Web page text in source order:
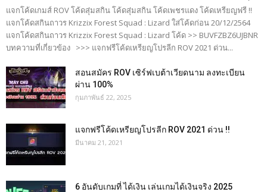
แจกโค้ดเกมส์ ROV โค้ดสุ่มสกิน โค้ดสุ่มสกิน โค้ดเพชรแดง โค้ดเหรียญฟรี !!
แจกโค้ดสกินถาวร Krizzix Forest Squad : Lizard ใส่โค้ดก่อน 20/12/2564
แจกโค้ดสกินถาวร Krizzix Forest Squad : Lizard โค้ด >> BUVFZBZ6UJBNR
บทความที่เกี่ยวข้อง >>> แจกฟรีโค้ดเหรียญโปรลีก ROV 2021 ด่วน...
สอนสมัคร ROV เซิร์ฟเบต้าเวียดนาม ลงทะเบียน
ผ่าน 100%
กุมภาพันธ์ 22, 2025
แจกฟรีโค้ดเหรียญโปรลีก ROV 2021 ด่วน !!
มีนาคม 21, 2021
6 อันดับเกมที่ ได้เงิน เล่นเกมได้เงินจริง 2025